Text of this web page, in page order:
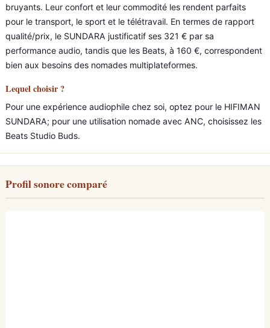
bruyants. Leur confort et leur commodité les rendent parfaits
pour le transport, le sport et le télétravail. En termes de rapport
qualité/prix, le SUNDARA justificatif ses 321 € par sa
performance audio, tandis que les Beats, à 160 €, correspondent
bien aux besoins des nomades multiplateformes.
Lequel choisir ?
Pour une expérience audiophile chez soi, optez pour le HIFIMAN
SUNDARA; pour une utilisation nomade avec ANC, choisissez les
Beats Studio Buds.
Profil sonore comparé